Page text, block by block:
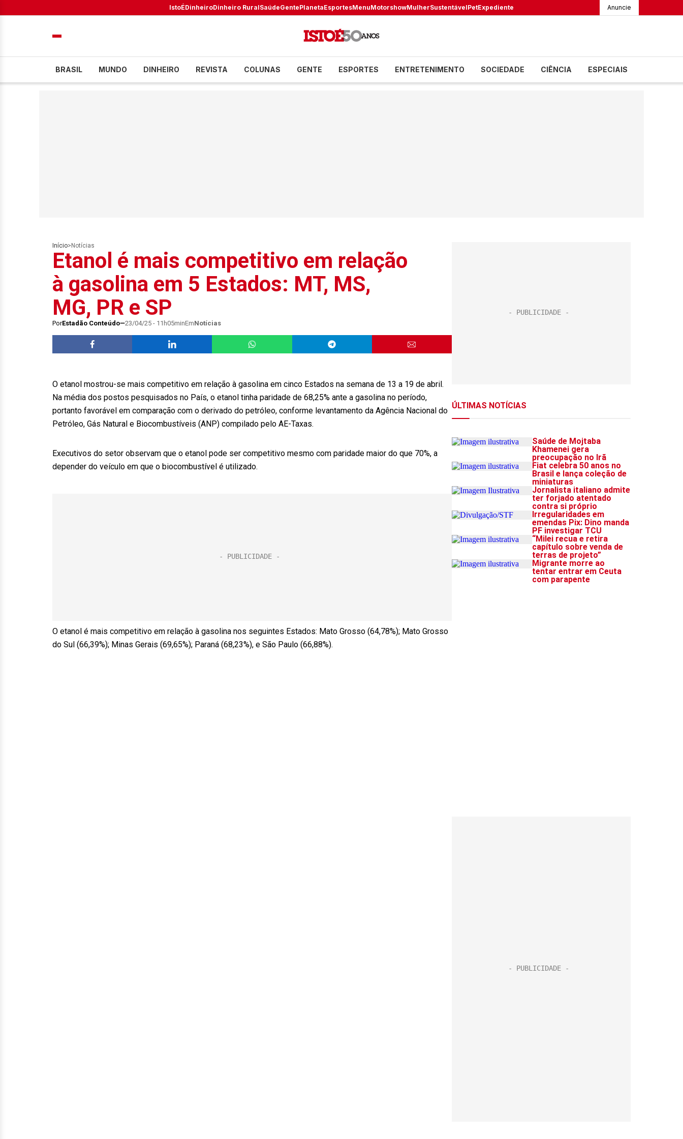
IstoÉDinheiroDinheiro RuralSaúdeGentePlanetaEsportesMenuMotorshowMulherSustentávelPetExpediente Anuncie
BRASIL MUNDO DINHEIRO REVISTA COLUNAS GENTE ESPORTES ENTRETENIMENTO SOCIEDADE CIÊNCIA ESPECIAIS
Início> Notícias
Etanol é mais competitivo em relação
à gasolina em 5 Estados: MT, MS,
MG, PR e SP
PorEstadão Conteúdo 23/04/25 - 11h05minEmNotícias
O etanol mostrou-se mais competitivo em relação à gasolina em cinco Estados na semana de 13 a 19 de abril.
Na média dos postos pesquisados no País, o etanol tinha paridade de 68,25% ante a gasolina no período,
portanto favorável em comparação com o derivado do petróleo, conforme levantamento da Agência Nacional do
Petróleo, Gás Natural e Biocombustíveis (ANP) compilado pelo AE-Taxas.
Executivos do setor observam que o etanol pode ser competitivo mesmo com paridade maior do que 70%, a
depender do veículo em que o biocombustível é utilizado.
O etanol é mais competitivo em relação à gasolina nos seguintes Estados: Mato Grosso (64,78%); Mato Grosso
do Sul (66,39%); Minas Gerais (69,65%); Paraná (68,23%), e São Paulo (66,88%).